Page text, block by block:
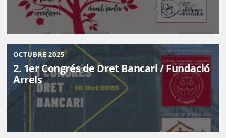
OCTUBRE 2025
2. 1er Congrés de Dret Bancari / Fundació
Arrels